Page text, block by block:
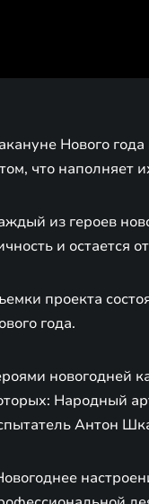
Нового
что наполняет
из героев
и остается
проекта
года.
новогодней
Народный
Антон